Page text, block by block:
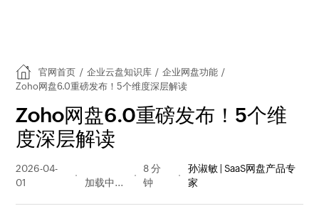
官网首页 / 企业云盘知识库 / 企业网盘功能 /
Zoho网盘6.0重磅发布！5个维度深层解读
Zoho网盘6.0重磅发布！5个维
度深层解读
2026-04-
01
量
8 分
钟
孙淑敏 | SaaS网盘产品专
家